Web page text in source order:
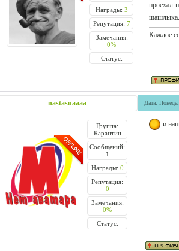
Награды: 3
Репутация: 7
Замечания:
0%
Статус:
проехал
Каждое
nastasuaaaa Дата:
Группа:
Карантин
Сообщений:
1
Награды: 0
Репутация:
0
Замечания:
0%
Статус:
и